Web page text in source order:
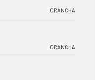
ORANCHA
ORANCHA